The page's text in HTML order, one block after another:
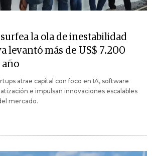
la ola de inestabilidad
levantó más de US$ 7.200
año
atrae capital con foco en IA, software
e impulsan innovaciones escalables
mercado.